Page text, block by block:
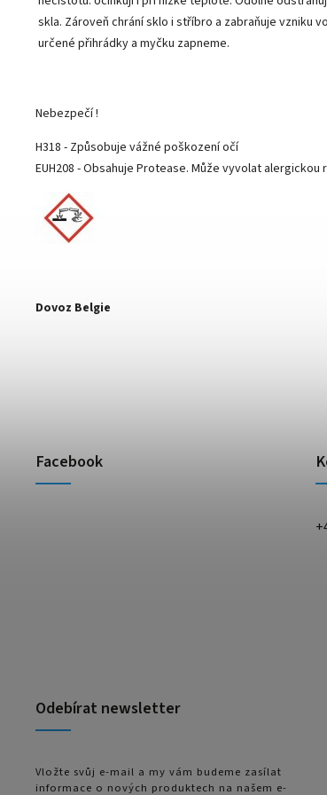
skla. Zároveň chrání sklo i stříbro a zabraňuje vzniku
určené přihrádky a myčku zapneme.
Nebezpečí !
H318 - Způsobuje vážné poškození očí
EUH208 - Obsahuje Protease. Může vyvolat alergickou
Dovoz Belgie
Facebook
Odebírat newsletter
Vložte svůj e-mail a my vám budeme zasílat
informace o nových produktech na našem e-